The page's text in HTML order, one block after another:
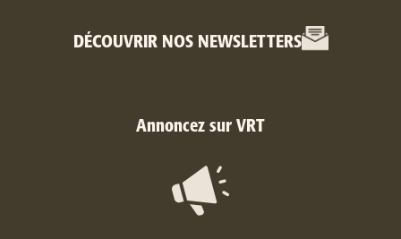
DÉCOUVRIR NOS NEWSLETTERS
Annoncez sur VRT